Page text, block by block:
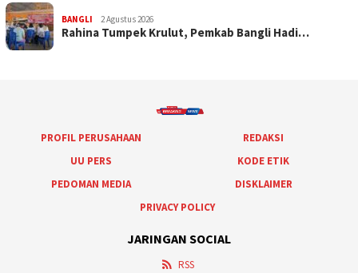
BANGLI 2 Agustus 2026
Rahina Tumpek Krulut, Pemkab Bangli Hadi…
PROFIL PERUSAHAAN
REDAKSI
UU PERS
KODE ETIK
PEDOMAN MEDIA
DISKLAIMER
PRIVACY POLICY
JARINGAN SOCIAL
RSS